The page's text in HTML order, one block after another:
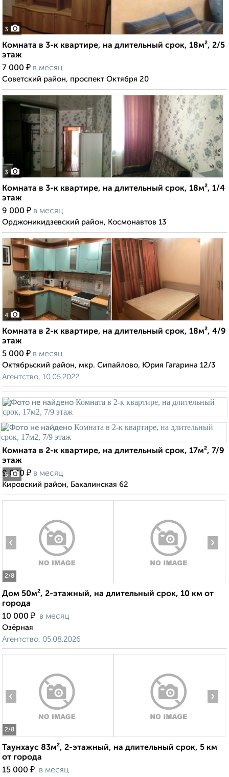
3
Комната в 3-к квартире, на длительный срок, 18м², 2/5
этаж
7 000 ₽ в месяц
Советский район, проспект Октября 20
3
Комната в 3-к квартире, на длительный срок, 18м², 1/4
этаж
9 000 ₽ в месяц
Орджоникидзевский район, Космонавтов 13
4
Комната в 2-к квартире, на длительный срок, 18м², 4/9
этаж
5 000 ₽ в месяц
Октябрьский район, мкр. Сипайлово, Юрия Гагарина 12/3
Агентство, 10.05.2022
5
Комната в 2-к квартире, на длительный срок, 17м², 7/9
этаж
9 000 ₽ в месяц
Кировский район, Бакалинская 62
2/8
‹ ›
Дом 50м², 2-этажный, на длительный срок, 10 км от
города
10 000 ₽ в месяц
Озёрная
Агентство, 05.08.2026
2/8
‹ ›
Таунхаус 83м², 2-этажный, на длительный срок, 5 км
от города
15 000 ₽ в месяц